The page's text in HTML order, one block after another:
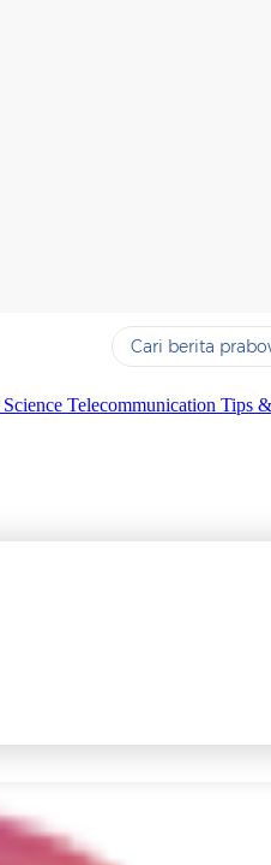
Yang sedang
Terakhir yang
Science Telecommunication Tips